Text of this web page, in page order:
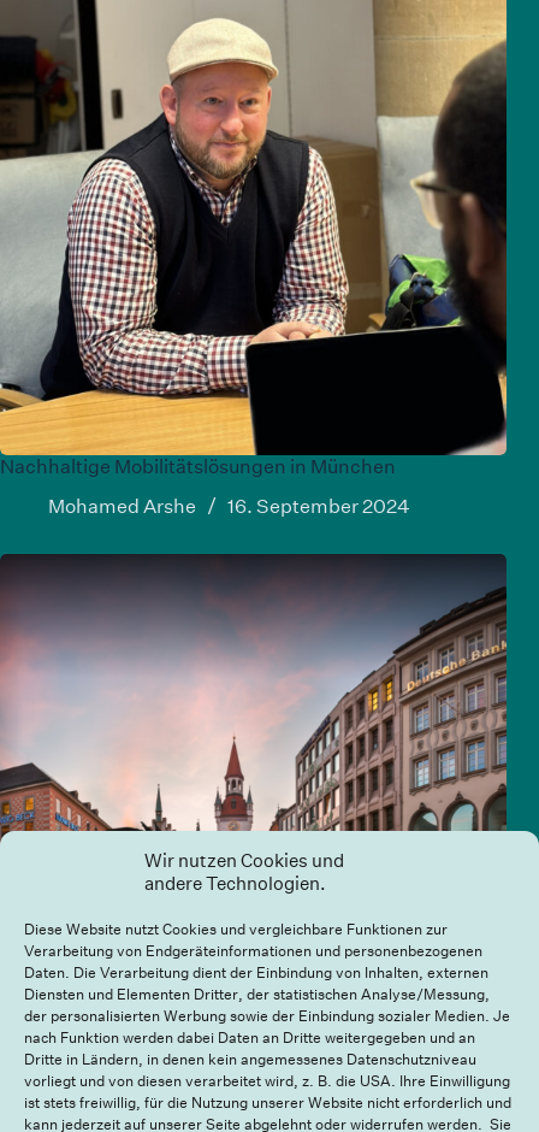
Wir nutzen Cookies und
andere Technologien.
Diese Website nutzt Cookies und vergleichbare Funktionen zur
Verarbeitung von Endgeräteinformationen und personenbezogenen
Daten. Die Verarbeitung dient der Einbindung von Inhalten, externen
Diensten und Elementen Dritter, der statistischen Analyse/Messung,
der personalisierten Werbung sowie der Einbindung sozialer Medien. Je
nach Funktion werden dabei Daten an Dritte weitergegeben und an
Dritte in Ländern, in denen kein angemessenes Datenschutzniveau
vorliegt und von diesen verarbeitet wird, z. B. die USA. Ihre Einwilligung
ist stets freiwillig, für die Nutzung unserer Website nicht erforderlich und
kann jederzeit auf unserer Seite abgelehnt oder widerrufen werden. Sie
Nachhaltige Mobilitätslösungen in München
Mohamed Arshe
16. September 2024
E-Scooter in München: Zukunft der Mobilität oder
auslaufender Trend?